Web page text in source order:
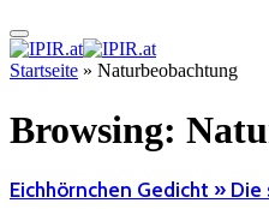
Startseite » Naturbeobachtung
Browsing:
Eichhörnchen Gedicht »